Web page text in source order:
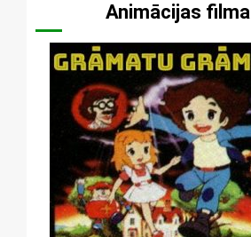
Animācijas filma